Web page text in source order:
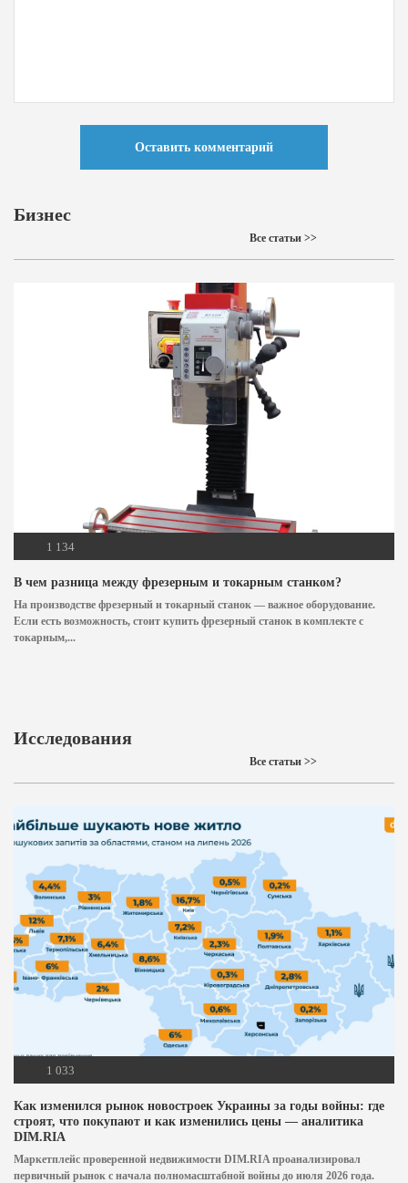
Оставить комментарий
Бизнес
Все статьи >>
1 134
В чем разница между фрезерным и токарным станком?
На производстве фрезерный и токарный станок — важное оборудование.
Если есть возможность, стоит купить фрезерный станок в комплекте с
токарным,...
Исследования
Все статьи >>
1 033
Как изменился рынок новостроек Украины за годы войны: где
строят, что покупают и как изменились цены — аналитика
DIM.RIA
Маркетплейс проверенной недвижимости DIM.RIA проанализировал
первичный рынок с начала полномасштабной войны до июля 2026 года.